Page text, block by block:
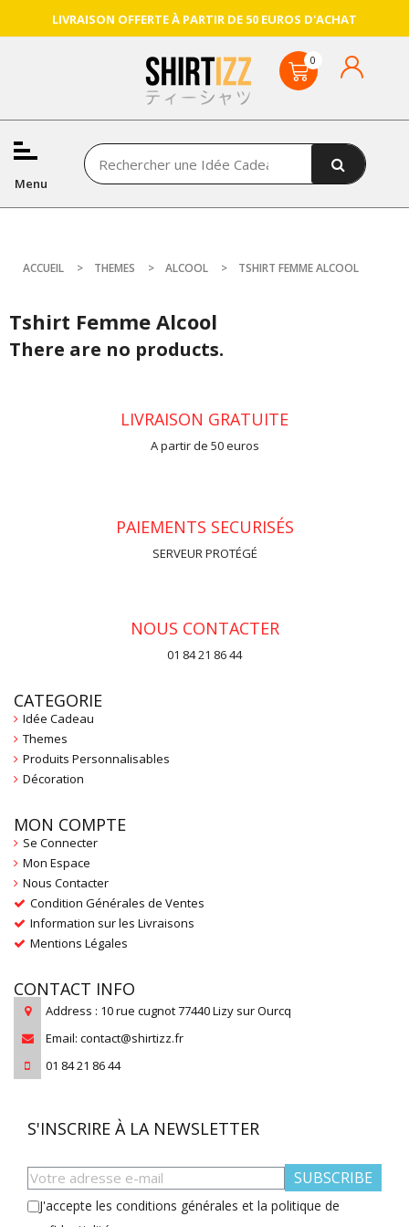
LIVRAISON OFFERTE À PARTIR DE 50 EUROS D'ACHAT
Menu
ACCUEIL THEMES ALCOOL TSHIRT FEMME ALCOOL
Tshirt Femme Alcool
There are no products.
LIVRAISON GRATUITE
A partir de 50 euros
PAIEMENTS SECURISÉS
SERVEUR PROTÉGÉ
NOUS CONTACTER
01 84 21 86 44
CATEGORIE
Idée Cadeau
Themes
Produits Personnalisables
Décoration
MON COMPTE
Se Connecter
Mon Espace
Nous Contacter
Condition Générales de Ventes
Information sur les Livraisons
Mentions Légales
CONTACT INFO
Address : 10 rue cugnot 77440 Lizy sur Ourcq
Email: contact@shirtizz.fr
01 84 21 86 44
S'INSCRIRE À LA NEWSLETTER
SUBSCRIBE
J'accepte les conditions générales et la politique de